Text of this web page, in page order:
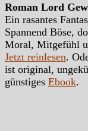
Roman Lord
Ein rasantes
Spannend Böse,
Moral, Mitgefühl
Jetzt reinlesen.
ist original,
günstiges Ebook.